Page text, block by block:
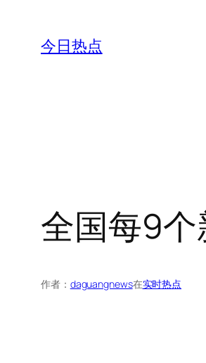
今日热点
全国每9个
作者： daguangnews在实时热点